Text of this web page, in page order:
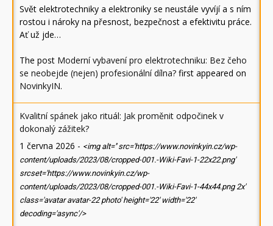
Svět elektrotechniky a elektroniky se neustále vyvíjí a s ním
rostou i nároky na přesnost, bezpečnost a efektivitu práce.
Ať už jde…
The post Moderní vybavení pro elektrotechniku: Bez čeho
se neobejde (nejen) profesionální dílna? first appeared on
NovinkyIN.
Kvalitní spánek jako rituál: Jak proměnit odpočinek v
dokonalý zážitek?
1 června 2026 - <img alt='' src='https://www.novinkyin.cz/wp-
content/uploads/2023/08/cropped-001.-Wiki-Favi-1-22x22.png'
srcset='https://www.novinkyin.cz/wp-
content/uploads/2023/08/cropped-001.-Wiki-Favi-1-44x44.png 2x'
class='avatar avatar-22 photo' height='22' width='22'
decoding='async'/>